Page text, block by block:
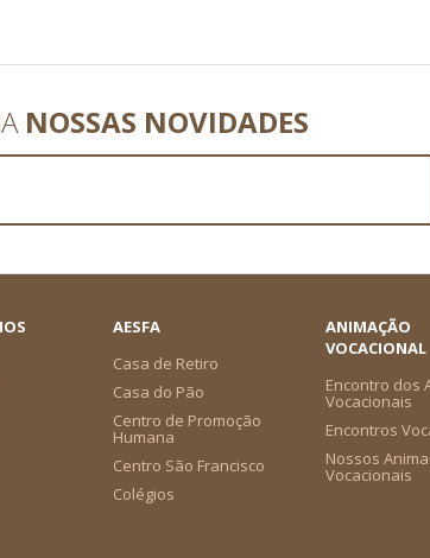
NOSSAS NOVIDADES
AESFA
Casa de Retiro
Casa do Pão
Centro de Promoção
Humana
Centro São Francisco
Colégios
ANIMAÇÃO
VOCACIONAL
Encontro dos
Vocacionais
Encontros
Nossos
Vocacionais